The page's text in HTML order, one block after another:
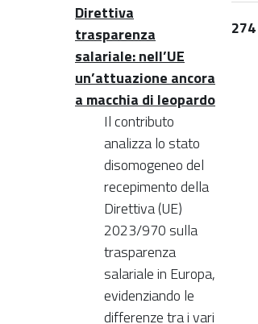
274
Direttiva
trasparenza
salariale: nell’UE
un’attuazione ancora
a macchia di leopardo
Il contributo
analizza lo stato
disomogeneo del
recepimento della
Direttiva (UE)
2023/970 sulla
trasparenza
salariale in Europa,
evidenziando le
differenze tra i vari